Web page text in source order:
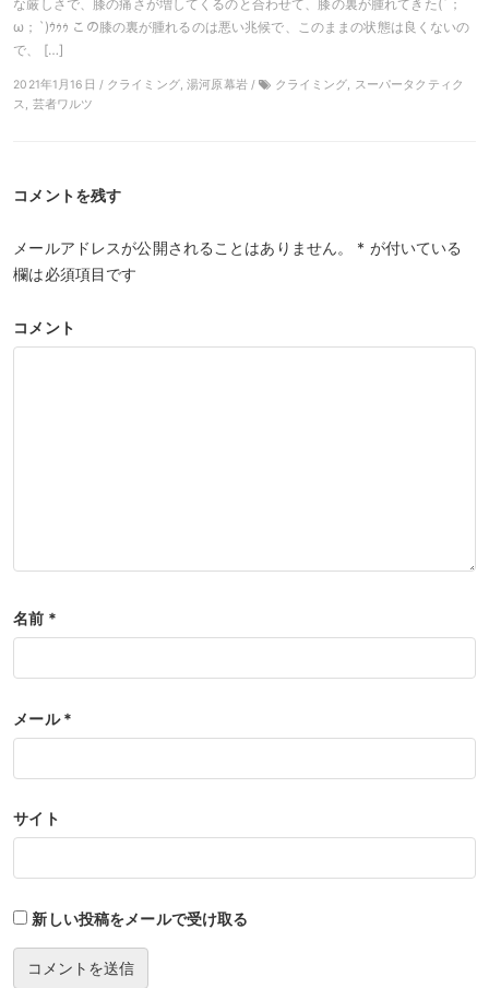
な厳しさで、膝の痛さが増してくるのと合わせて、膝の裏が腫れてきた(´；
ω；`)ｳｩｩ この膝の裏が腫れるのは悪い兆候で、このままの状態は良くないの
で、 […]
2021年1月16日 / クライミング, 湯河原幕岩 /
クライミング, スーパータクティク
ス, 芸者ワルツ
コメントを残す
メールアドレスが公開されることはありません。 * が付いている
欄は必須項目です
コメント
名前 *
メール*
サイト
新しい投稿をメールで受け取る